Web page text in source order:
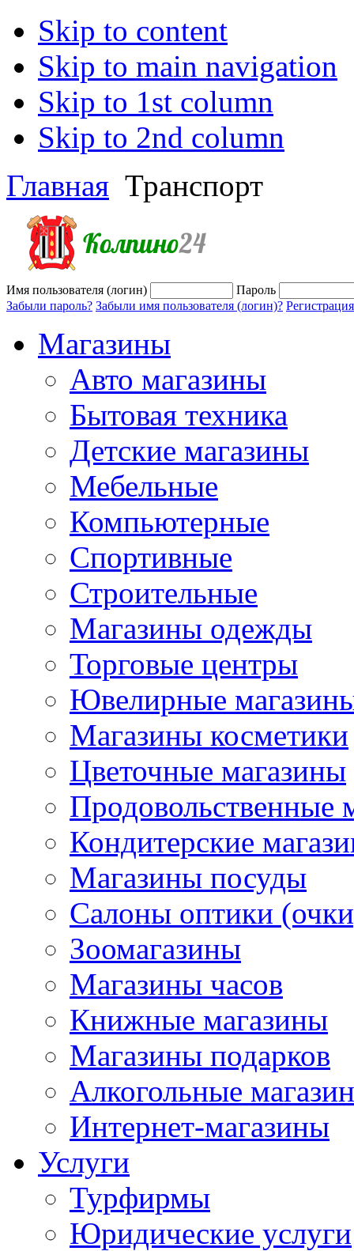
Skip to content
Skip to main navigation
Skip to 1st column
Skip to 2nd column
Главная Транспорт
Имя пользователя (логин)
Пароль
Забыли пароль? Забыли имя пользователя (логин)? Регистрация
Магазины
Авто магазины
Бытовая техника
Детские магазины
Мебельные
Компьютерные
Спортивные
Строительные
Магазины одежды
Торговые центры
Ювелирные
Магазины косметики
Цветочные магазины
Продовольственные
Кондитерские
Магазины посуды
Салоны оптики
Зоомагазины
Магазины часов
Книжные магазины
Магазины подарков
Алкогольные
Интернет-магазины
Услуги
Турфирмы
Юридические услуги